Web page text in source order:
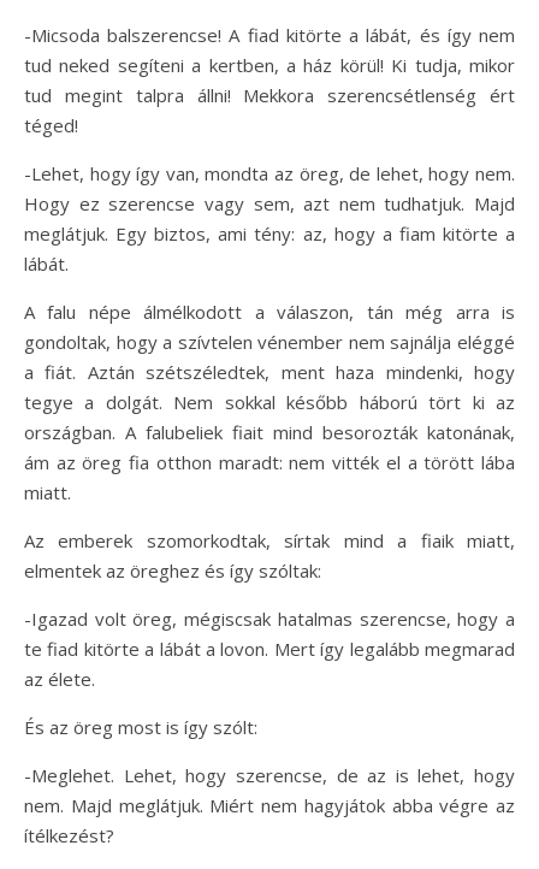
-Micsoda balszerencse! A fiad kitörte a lábát, és így nem
tud neked segíteni a kertben, a ház körül! Ki tudja, mikor
tud megint talpra állni! Mekkora szerencsétlenség ért
téged!
-Lehet, hogy így van, mondta az öreg, de lehet, hogy nem.
Hogy ez szerencse vagy sem, azt nem tudhatjuk. Majd
meglátjuk. Egy biztos, ami tény: az, hogy a fiam kitörte a
lábát.
A falu népe álmélkodott a válaszon, tán még arra is
gondoltak, hogy a szívtelen vénember nem sajnálja eléggé
a fiát. Aztán szétszéledtek, ment haza mindenki, hogy
tegye a dolgát. Nem sokkal később háború tört ki az
országban. A falubeliek fiait mind besorozták katonának,
ám az öreg fia otthon maradt: nem vitték el a törött lába
miatt.
Az emberek szomorkodtak, sírtak mind a fiaik miatt,
elmentek az öreghez és így szóltak:
-Igazad volt öreg, mégiscsak hatalmas szerencse, hogy a
te fiad kitörte a lábát a lovon. Mert így legalább megmarad
az élete.
És az öreg most is így szólt:
-Meglehet. Lehet, hogy szerencse, de az is lehet, hogy
nem. Majd meglátjuk. Miért nem hagyjátok abba végre az
ítélkezést?